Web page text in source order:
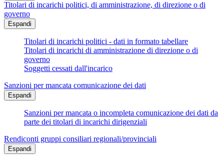
Titolari di incarichi politici, di amministrazione, di direzione o di
governo
Espandi
Titolari di incarichi politici - dati in formato tabellare
Titolari di incarichi di amministrazione di direzione o di
governo
Soggetti cessati dall'incarico
Sanzioni per mancata comunicazione dei dati
Espandi
Sanzioni per mancata o incompleta comunicazione dei dati da
parte dei titolari di incarichi dirigenziali
Rendiconti gruppi consiliari regionali/provinciali
Espandi